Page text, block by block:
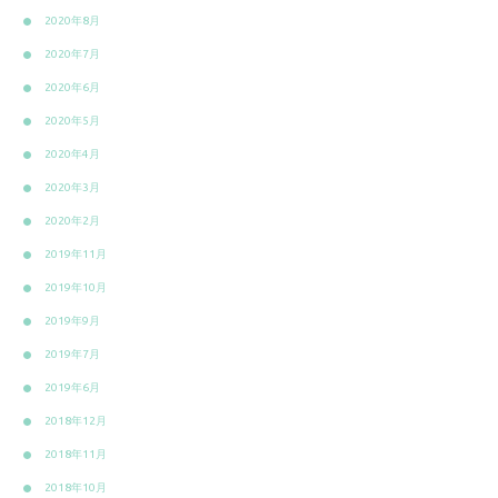
2020年8月
2020年7月
2020年6月
2020年5月
2020年4月
2020年3月
2020年2月
2019年11月
2019年10月
2019年9月
2019年7月
2019年6月
2018年12月
2018年11月
2018年10月